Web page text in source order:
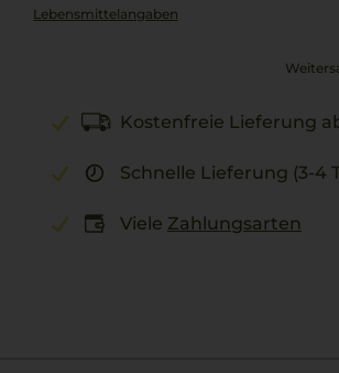
Lebensmittel­angaben
Kostenfreie Lieferung
Schnelle Lieferung (3-4
Viele Zahlungsarten